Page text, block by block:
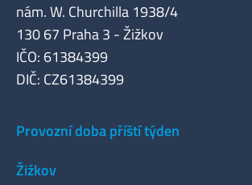
nám. W. Churchilla 1938/4
130 67 Praha 3 - Žižkov
IČO: 61384399
DIČ: CZ61384399
Provozní doba příští týden
Žižkov